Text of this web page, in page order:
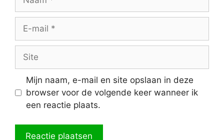
Site
Mijn naam, e-mail en site opslaan in deze
browser voor de volgende keer wanneer ik
een reactie plaats.